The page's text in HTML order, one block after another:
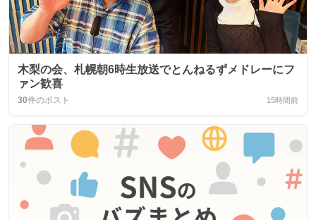
木梨の会、札幌朝6時生放送でとんねるずメドレーにフ
ァン歓喜
30件のポスト 15時間前